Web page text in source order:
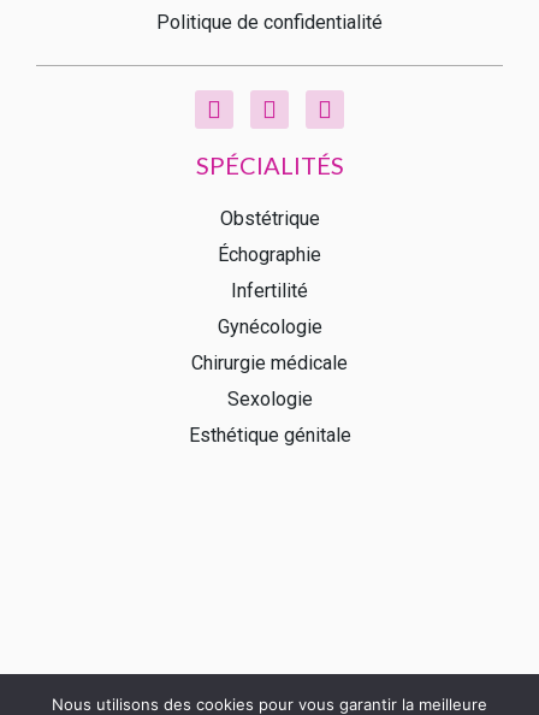
Politique de confidentialité
SPÉCIALITÉS
Obstétrique
Échographie
Infertilité
Gynécologie
Chirurgie médicale
Sexologie
Esthétique génitale
Nous utilisons des cookies pour vous garantir la meilleure